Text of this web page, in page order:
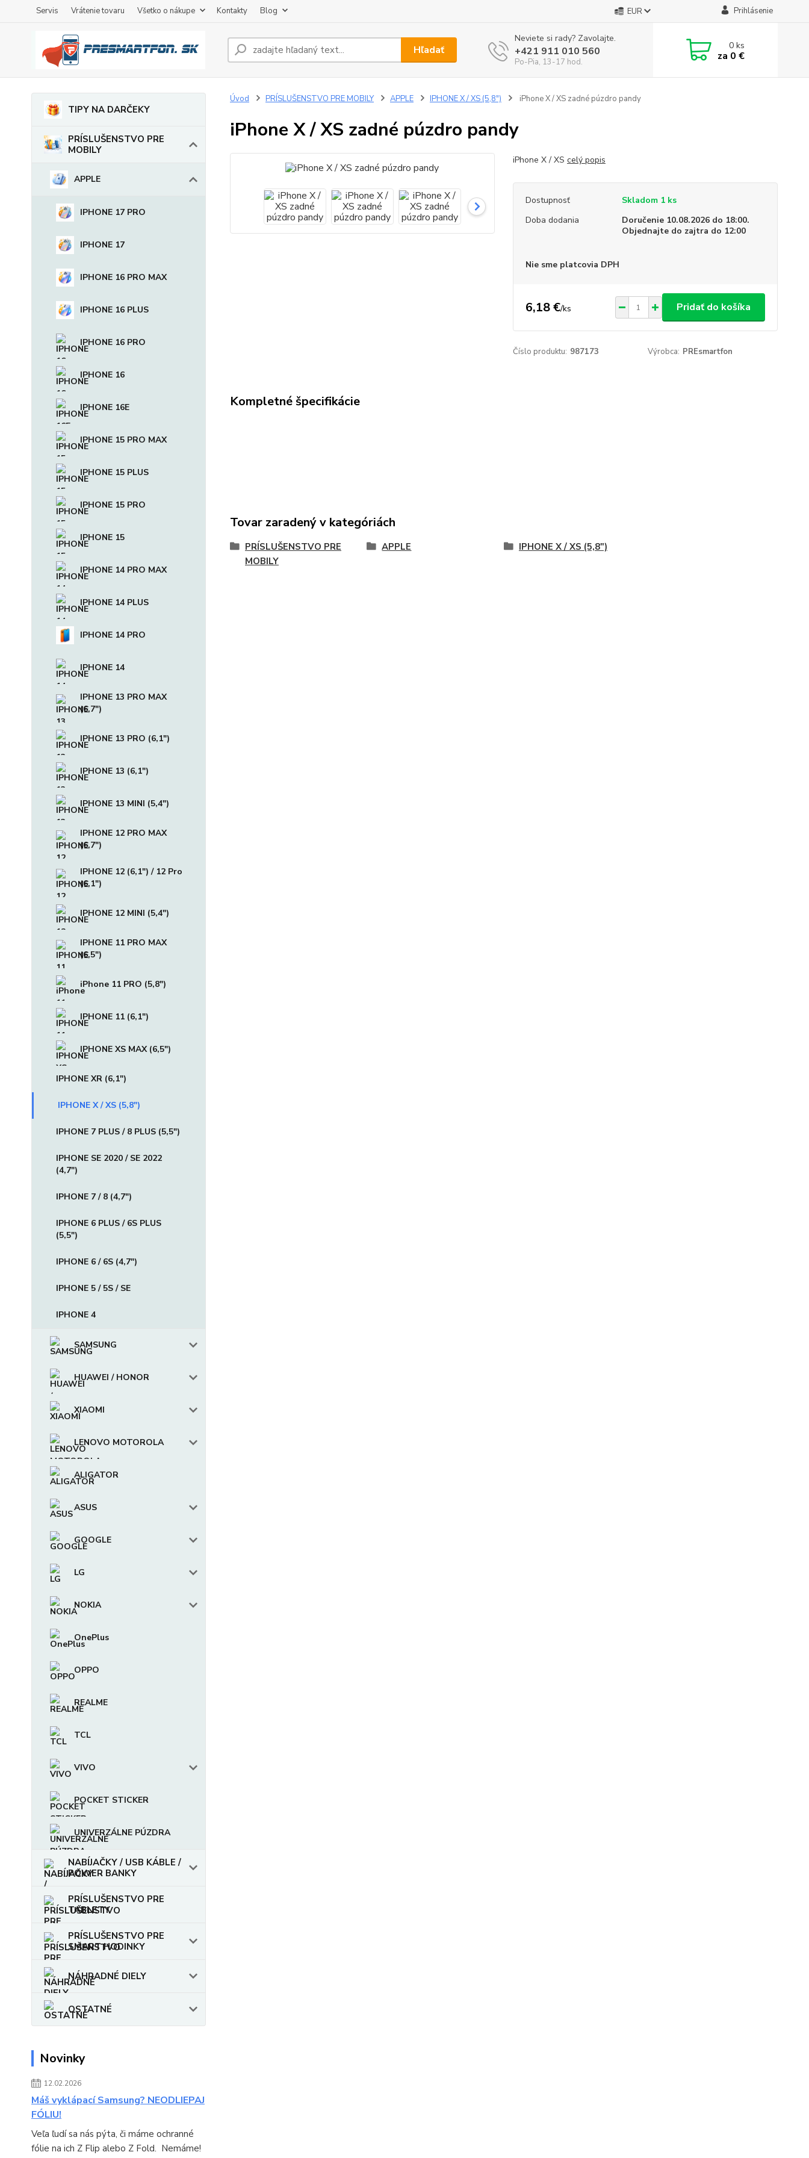
Servis Vrátenie tovaru Všetko o nákupe Kontakty Blog EUR Prihlásenie
Hľadať
Neviete si rady? Zavolajte.
+421 911 010 560
Po-Pia, 13-17 hod.
0ks
za 0 €
TIPY NA DARČEKY
PRÍSLUŠENSTVO PRE
MOBILY
APPLE
IPHONE 17 PRO
IPHONE 17
IPHONE 16 PRO MAX
IPHONE 16 PLUS
IPHONE 16 PRO
IPHONE 16
IPHONE 16E
IPHONE 15 PRO MAX
IPHONE 15 PLUS
IPHONE 15 PRO
IPHONE 15
IPHONE 14 PRO MAX
IPHONE 14 PLUS
IPHONE 14 PRO
IPHONE 14
IPHONE 13 PRO MAX
(6,7")
IPHONE 13 PRO (6,1")
IPHONE 13 (6,1")
IPHONE 13 MINI (5,4")
IPHONE 12 PRO MAX
(6,7")
IPHONE 12 (6,1") / 12 Pro
(6,1")
IPHONE 12 MINI (5,4")
IPHONE 11 PRO MAX
(6,5")
iPhone 11 PRO (5,8")
IPHONE 11 (6,1")
IPHONE XS MAX (6,5")
IPHONE XR (6,1")
IPHONE X / XS (5,8")
IPHONE 7 PLUS / 8 PLUS (5,5")
IPHONE SE 2020 / SE 2022
(4,7")
IPHONE 7 / 8 (4,7")
IPHONE 6 PLUS / 6S PLUS
(5,5")
IPHONE 6 / 6S (4,7")
IPHONE 5 / 5S / SE
IPHONE 4
SAMSUNG
HUAWEI / HONOR
XIAOMI
LENOVO MOTOROLA
ALIGATOR
ASUS
GOOGLE
LG
NOKIA
OnePlus
OPPO
REALME
TCL
VIVO
POCKET STICKER
UNIVERZÁLNE PÚZDRA
NABÍJAČKY / USB KÁBLE /
POWER BANKY
PRÍSLUŠENSTVO PRE
TABLETY
PRÍSLUŠENSTVO PRE
SMART HODINKY
NÁHRADNÉ DIELY
OSTATNÉ
Novinky
12.02.2026
Máš vyklápací Samsung? NEODLIEPAJ
FÓLIU!
Veľa ľudí sa nás pýta, či máme ochranné
fólie na ich Z Flip alebo Z Fold. Nemáme!
Úvod PRÍSLUŠENSTVO PRE MOBILY APPLE IPHONE X / XS (5,8") iPhone X / XS zadné púzdro pandy
iPhone X / XS zadné púzdro pandy
iPhone X / XS celý popis
Dostupnosť
Skladom 1 ks
Doba dodania
Doručenie 10.08.2026 do 18:00.
Objednajte do zajtra do 12:00
Nie sme platcovia DPH
6,18 €/ks Pridať do košíka
Číslo produktu: 987173 Výrobca: PREsmartfon
Kompletné špecifikácie
Tovar zaradený v kategóriách
PRÍSLUŠENSTVO PRE
MOBILY
APPLE IPHONE X / XS (5,8")